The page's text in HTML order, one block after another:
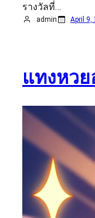
รางวัลที่…
admin April 9,
แทงหว